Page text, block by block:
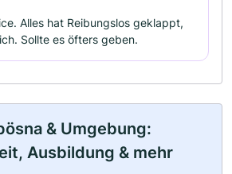
Alles hat Reibungslos geklappt,
Sollte es öfters geben.
& Umgebung:
Ausbildung & mehr